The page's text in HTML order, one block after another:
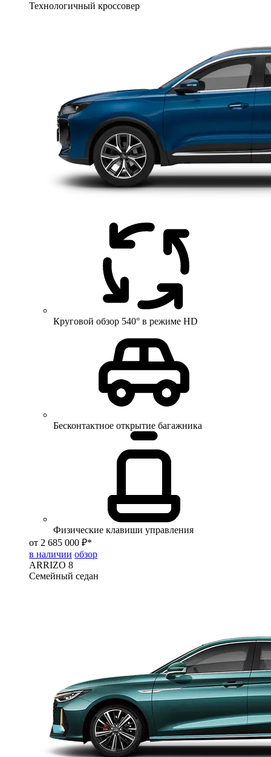
Технологичный кроссовер
Круговой обзор 540° в режиме HD
Бесконтактное открытие багажника
Физические клавиши управления
от 2 685 000 ₽*
в наличии обзор
ARRIZO 8
Семейный седан